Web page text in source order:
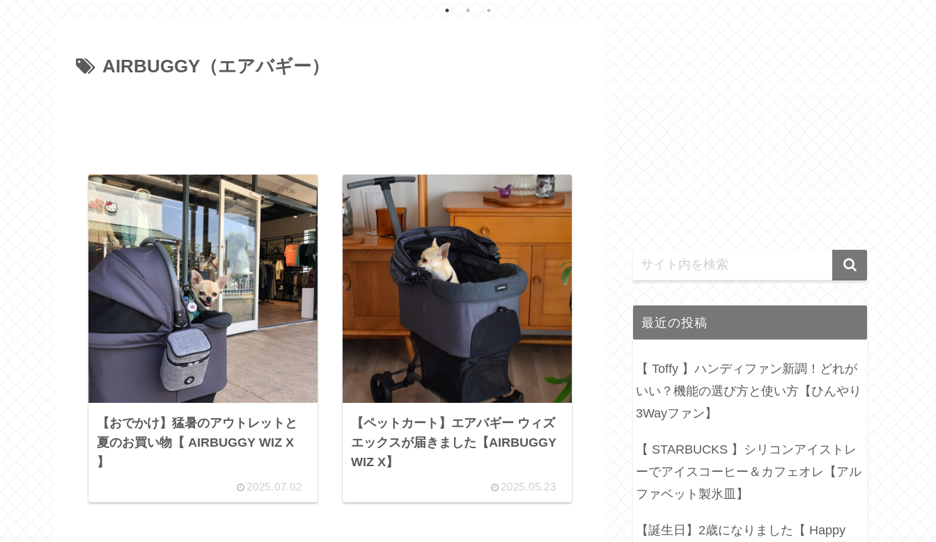
AIRBUGGY（エアバギー）
【おでかけ】猛暑のアウトレットと
夏のお買い物【 AIRBUGGY WIZ X
】
2025.07.02
【ペットカート】エアバギー ウィズ
エックスが届きました【AIRBUGGY
WIZ X】
2025.05.23
最近の投稿
【 Toffy 】ハンディファン新調！どれが
いい？機能の選び方と使い方【ひんやり
3Wayファン】
【 STARBUCKS 】シリコンアイストレ
ーでアイスコーヒー＆カフェオレ【アル
ファベット製氷皿】
【誕生日】2歳になりました【 Happy